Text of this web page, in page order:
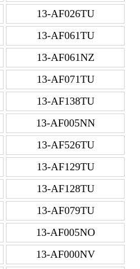
13-AF026TU
13-AF061TU
13-AF061NZ
13-AF071TU
13-AF138TU
13-AF005NN
13-AF526TU
13-AF129TU
13-AF128TU
13-AF079TU
13-AF005NO
13-AF000NV